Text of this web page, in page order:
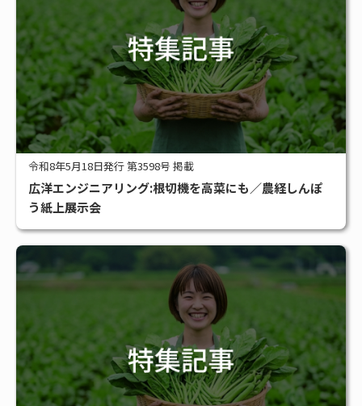
令和8年5月18日発行 第3598号 掲載
広洋エンジニアリング:根切機を高菜にも／農経しんぽ
う紙上展示会